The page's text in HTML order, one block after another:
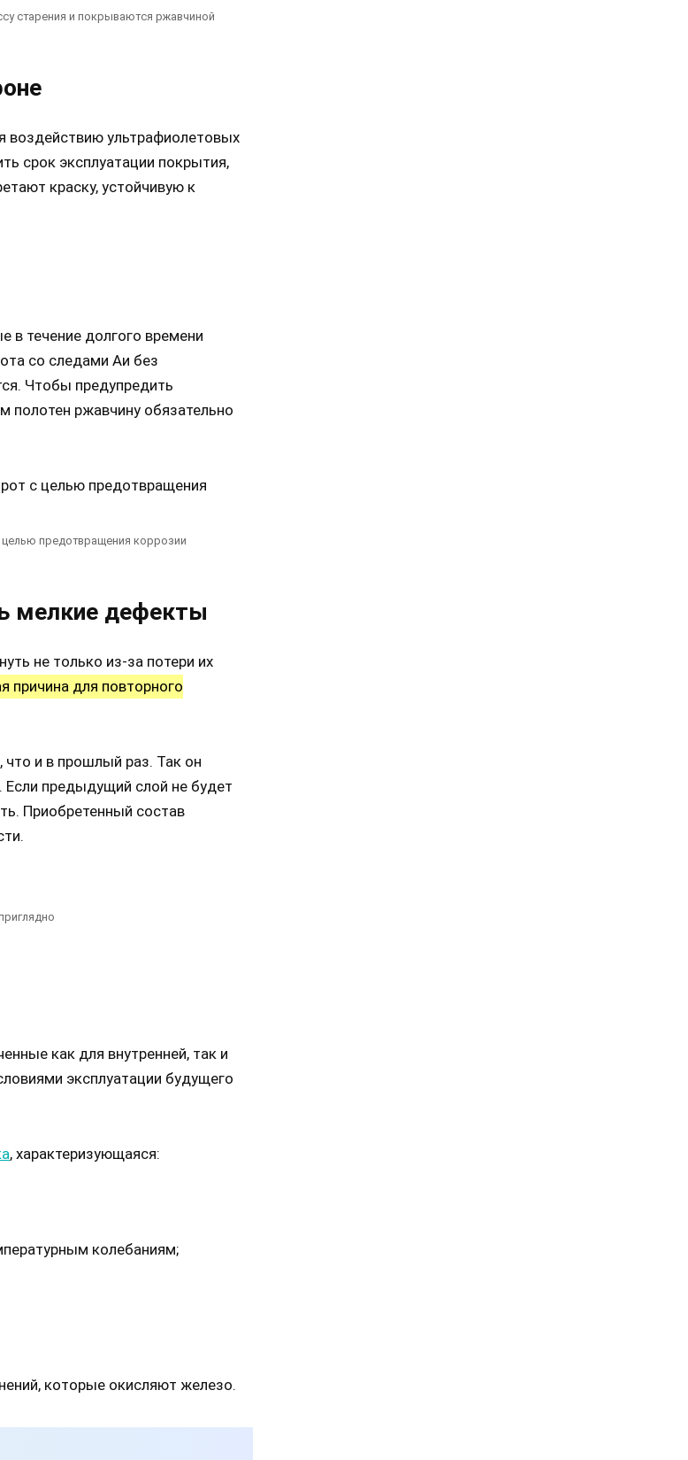
старения и покрываются ржавчиной
воздействию ультрафиолетовых
срок эксплуатации покрытия,
краску, устойчивую к
в течение долгого времени
со следами Аи без
Чтобы предупредить
полотен ржавчину обязательно
целью предотвращения коррозии
мелкие дефекты
не только из-за потери их
причина для повторного
и в прошлый раз. Так он
Если предыдущий слой не будет
Приобретенный состав
как для внутренней, так и
эксплуатации будущего
, характеризующаяся:
колебаниям;
которые окисляют железо.